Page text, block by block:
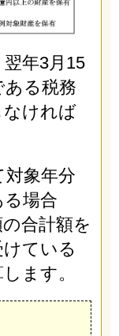
年3月15
ある税務
なければ
対象年分
場合
合計額を
ている
ます。